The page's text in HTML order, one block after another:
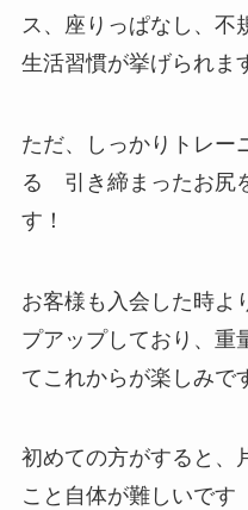
ス、座りっぱなし、不
生活習慣が挙げられま
ただ、しっかりトレー
る 引き締まったお尻
す！
お客様も入会した時よ
プアップしており、重
てこれからが楽しみで
初めての方がすると、
こと自体が難しいです